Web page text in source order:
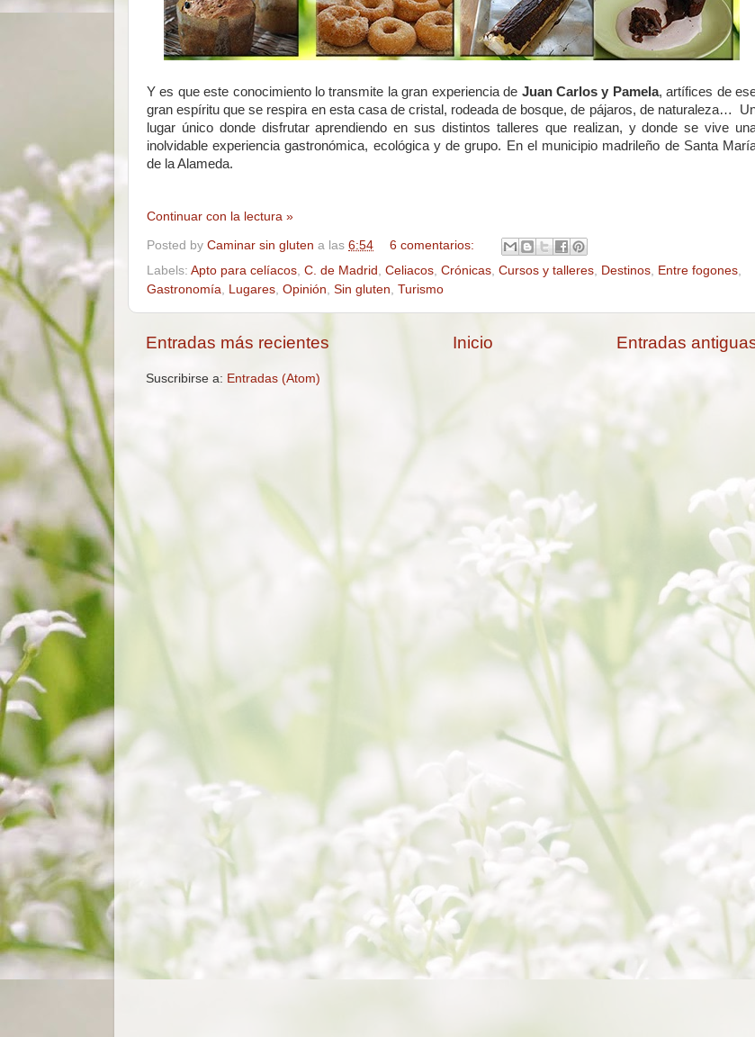
Y es que este conocimiento lo transmite la gran experiencia de Juan Carlos y Pamela, artífices de
gran espíritu que se respira en esta casa de cristal, rodeada de bosque, de pájaros, de naturaleza…
lugar único donde disfrutar aprendiendo en sus distintos talleres que realizan, y donde se vive
inolvidable experiencia gastronómica, ecológica y de grupo. En el municipio madrileño de Santa
de la Alameda.
Continuar con la lectura »
Posted by Caminar sin gluten a las 6:54
6 comentarios:
Labels: Apto para celíacos C. de Madrid Celiacos Crónicas Cursos y talleres Destinos Entre fogones
Gastronomía
Lugares Opinión Sin gluten Turismo
Entradas más recientes Entradas
Inicio
Suscribirse a: Entradas (Atom)